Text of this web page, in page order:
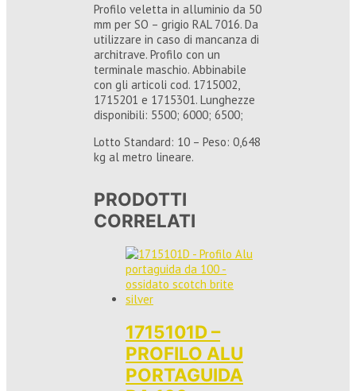
Profilo veletta in alluminio da 50
mm per SO – grigio RAL 7016. Da
utilizzare in caso di mancanza di
architrave. Profilo con un
terminale maschio. Abbinabile
con gli articoli cod. 1715002,
1715201 e 1715301. Lunghezze
disponibili: 5500; 6000; 6500;
Lotto Standard: 10 – Peso: 0,648
kg al metro lineare.
PRODOTTI
CORRELATI
1715101D –
PROFILO ALU
PORTAGUIDA